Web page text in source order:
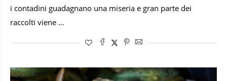
i contadini guadagnano una miseria e gran parte dei
raccolti viene …